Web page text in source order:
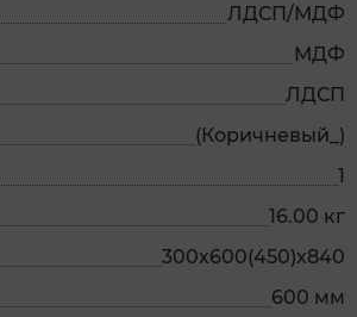
ЛДСП/МДФ
МДФ
ЛДСП
(Коричневый_)
1
16.00 кг
300х600(450)х840
600 мм